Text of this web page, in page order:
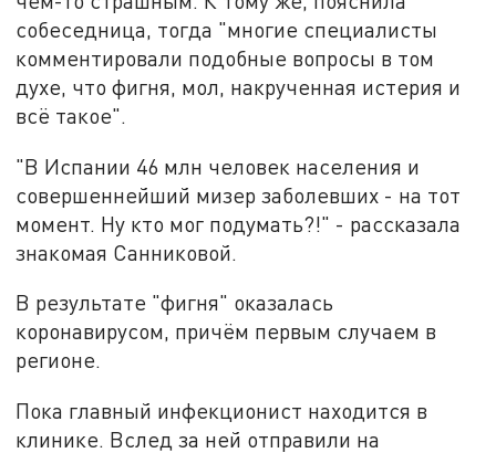
собеседница, тогда "многие специалисты
комментировали подобные вопросы в том
духе, что фигня, мол, накрученная истерия и
всё такое".
"В Испании 46 млн человек населения и
совершеннейший мизер заболевших - на тот
момент. Ну кто мог подумать?!" - рассказала
знакомая Санниковой.
В результате "фигня" оказалась
коронавирусом, причём первым случаем в
регионе.
Пока главный инфекционист находится в
клинике. Вслед за ней отправили на